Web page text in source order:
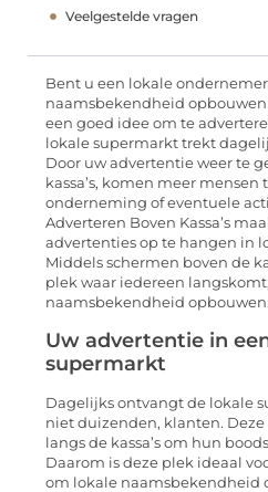
Veelgestelde vragen
Bent u een lokale
naamsbekendheid
een goed idee om te
lokale supermarkt trekt
Door uw advertentie weer te
kassa’s, komen meer mensen
onderneming of eventuele
Adverteren Boven Kassa’s
advertenties op te hangen in
Middels schermen boven de
plek waar iedereen
naamsbekendheid opbouwen.
Uw advertentie in
supermarkt
Dagelijks ontvangt de lokale
niet duizenden, klanten.
langs de kassa’s om hun
Daarom is deze plek ideaal
om lokale naamsbekendheid